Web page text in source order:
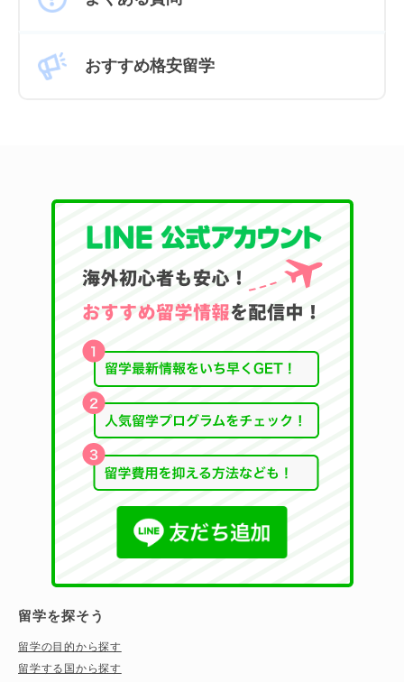
おすすめ格安留学
留学を探そう
留学の目的から探す
留学する国から探す